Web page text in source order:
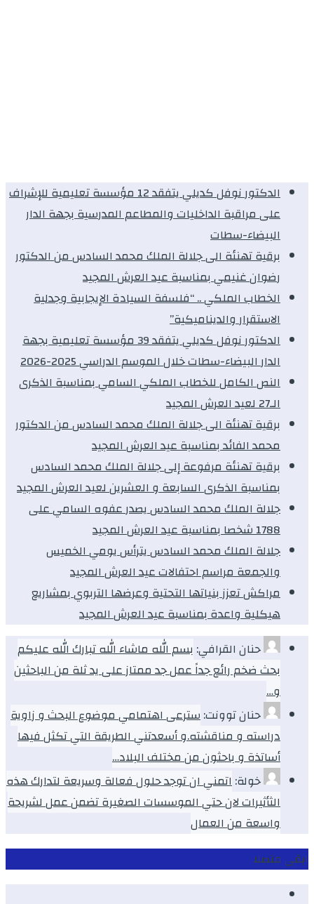
الدكتور نوفل كديلي يتفقد 12 مؤسسة تعليمية للإشراف
على مراقبة الداخليات والمطاعم المدرسية بجهة الدار
البيضاء-سطات
برقية تهنئة الى جلالة الملك محمد السادس من الدكتور
رضوان غنيمي بمناسبة عيد العرش المجيد
الخطاب الملكي .. “فلسفة السيادة الإيجابية وجدلية
الاستقرار والديناميكية”
الدكتور نوفل كديلي يتفقد 39 مؤسسة تعليمية بجهة
الدار البيضاء-سطات خلال الموسم الدراسي 2025-2026
النص الكامل للخطاب الملكي السامي بمناسبة الذكرى
الـ27 لعيد العرش المجيد
برقية تهنئة الى جلالة الملك محمد السادس من الدكتور
محمد الفائد بمناسبة عيد العرش المجيد
برقية تهنئة مرفوعة إلى جلالة الملك محمد السادس
بمناسبة الذكرى السابعة و العشرين لعيد العرش المجيد
جلالة الملك محمد السادس يصدر عفوه السامي على
1788 شخصا بمناسبة عيد العرش المجيد
جلالة الملك محمد السادس يترأس يومي الخميس
والجمعة مراسم احتفالات عيد العرش المجيد
مراكش تعزز بنياتها التحتية وعرضها التربوي بمشاريع
هيكلية واعدة بمناسبة عيد العرش المجيد
حنان القرافي: بسم الله ماشاء الله تبارك الله عليكم
بحث ضخم رائع جداً عمل جد ممتاز على يد ثلة من الباحثين
و…
حنان توونت:سترعى اهتمامي موضوع البحث و زاوية
دراسته و مناقشته.و أسعدتني الطريقة التي تكثل فيها
أساتذة و باحثون من مختلف البلاد…
خولة:اتمني ان توجد حلول فعالة وسريعة لتدارك هذه
الثأثيرات لان حتي الموسسات الصغيرة تضمن عمل لشريحة
واسعة من العمال
ابقى متصلا